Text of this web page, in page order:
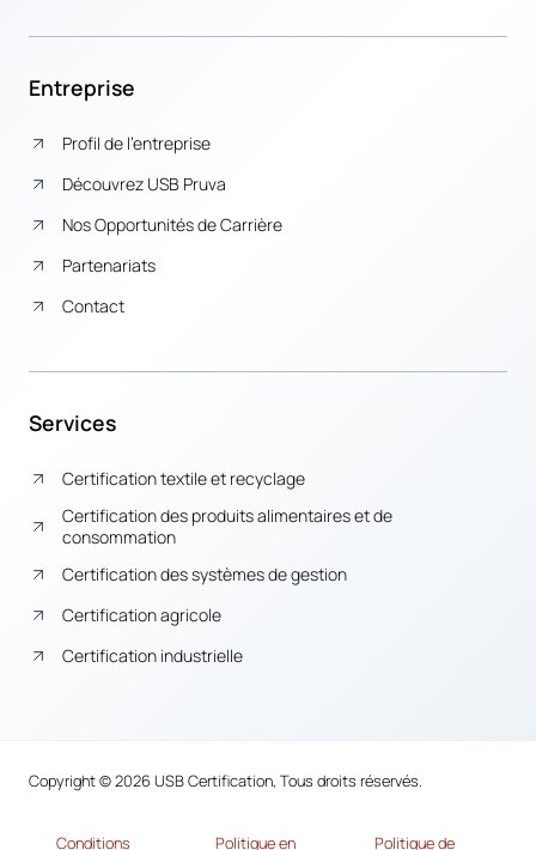
Entreprise
Profil de l’entreprise
Découvrez USB Pruva
Nos Opportunités de Carrière
Partenariats
Contact
Services
Certification textile et recyclage
Certification des produits alimentaires et de
consommation
Certification des systèmes de gestion
Certification agricole
Certification industrielle
Copyright © 2026 USB Certification, Tous droits réservés.
Conditions Politique en Politique de